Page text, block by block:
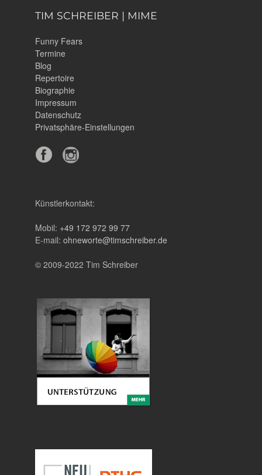
TIM SCHREIBER | MIME
Funny Fears
Termine
Blog
Repertoire
Biographie
Impressum
Datenschutz
Privatsphäre-Einstellungen
Künstlerkontakt:
Mobil: +49 172 972 99 77
E-mail: ohneworte@timschreiber.de
© 2009-2022 Tim Schreiber